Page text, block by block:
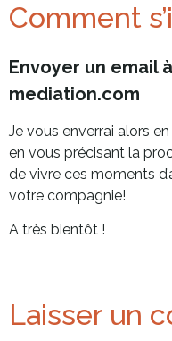
Comment
Envoyer un email
mediation.com
Je vous enverrai alors
en vous précisant la
de vivre ces moments
votre compagnie!
A très bientôt !
Laisser un